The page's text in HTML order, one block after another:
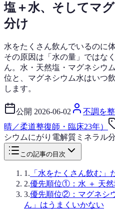
塩＋水、そしてマ
分け
水をたくさん飲んでいるのに
その原因は「水の量」ではな
ん。水・天然塩・マグネシウ
位と、マグネシウム水はいつ
します。
公開 2026-06-02
不調を
晴／柔道整復師・臨床23年）
シウムにがり 電解質 ミネラル
この記事の目次
1 . 「水をたくさん飲む
2.優先順位①：水 ＋ 天然
3.優先順位②：マグネシ
ん」はうまくいかない